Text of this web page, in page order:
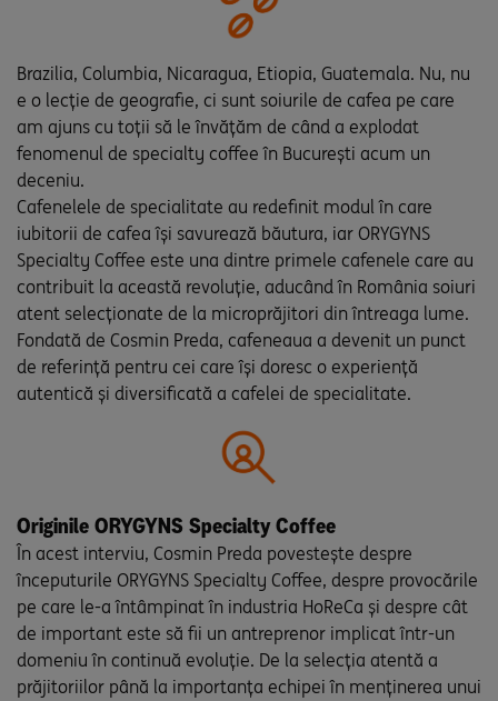
Brazilia, Columbia, Nicaragua, Etiopia, Guatemala. Nu, nu
e o lecție de geografie, ci sunt soiurile de cafea pe care
am ajuns cu toții să le învățăm de când a explodat
fenomenul de specialty coffee în București acum un
deceniu.
Cafenelele de specialitate au redefinit modul în care
iubitorii de cafea își savurează băutura, iar ORYGYNS
Specialty Coffee este una dintre primele cafenele care au
contribuit la această revoluție, aducând în România soiuri
atent selecționate de la microprăjitori din întreaga lume.
Fondată de Cosmin Preda, cafeneaua a devenit un punct
de referință pentru cei care își doresc o experiență
autentică și diversificată a cafelei de specialitate.
Originile ORYGYNS Specialty Coffee
În acest interviu, Cosmin Preda povestește despre
începuturile ORYGYNS Specialty Coffee, despre provocările
pe care le-a întâmpinat în industria HoReCa și despre cât
de important este să fii un antreprenor implicat într-un
domeniu în continuă evoluție. De la selecția atentă a
prăjitoriilor până la importanța echipei în menținerea unui